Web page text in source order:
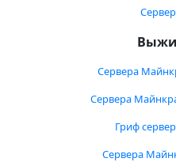
Сервера
Сервера
Гриф
Сервера